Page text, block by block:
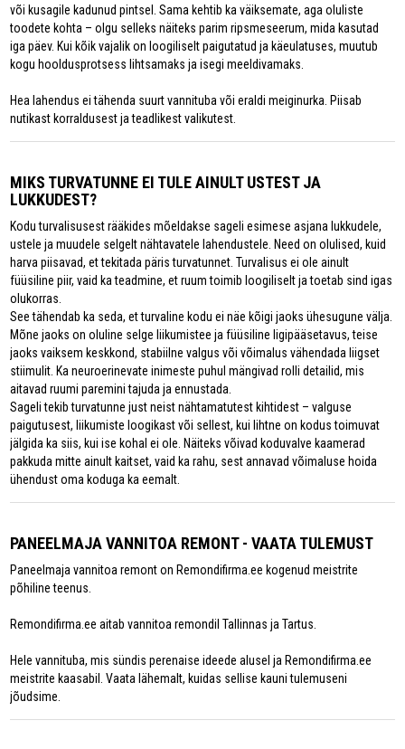
või kusagile kadunud pintsel. Sama kehtib ka väiksemate, aga oluliste
toodete kohta – olgu selleks näiteks parim ripsmeseerum, mida kasutad
iga päev. Kui kõik vajalik on loogiliselt paigutatud ja käeulatuses, muutub
kogu hooldusprotsess lihtsamaks ja isegi meeldivamaks.
Hea lahendus ei tähenda suurt vannituba või eraldi meiginurka. Piisab
nutikast korraldusest ja teadlikest valikutest.
MIKS TURVATUNNE EI TULE AINULT USTEST JA
LUKKUDEST?
Kodu turvalisusest rääkides mõeldakse sageli esimese asjana lukkudele,
ustele ja muudele selgelt nähtavatele lahendustele. Need on olulised, kuid
harva piisavad, et tekitada päris turvatunnet. Turvalisus ei ole ainult
füüsiline piir, vaid ka teadmine, et ruum toimib loogiliselt ja toetab sind igas
olukorras.
See tähendab ka seda, et turvaline kodu ei näe kõigi jaoks ühesugune välja.
Mõne jaoks on oluline selge liikumistee ja füüsiline ligipääsetavus, teise
jaoks vaiksem keskkond, stabiilne valgus või võimalus vähendada liigset
stiimulit. Ka neuroerinevate inimeste puhul mängivad rolli detailid, mis
aitavad ruumi paremini tajuda ja ennustada.
Sageli tekib turvatunne just neist nähtamatutest kihtidest – valguse
paigutusest, liikumiste loogikast või sellest, kui lihtne on kodus toimuvat
jälgida ka siis, kui ise kohal ei ole. Näiteks võivad koduvalve kaamerad
pakkuda mitte ainult kaitset, vaid ka rahu, sest annavad võimaluse hoida
ühendust oma koduga ka eemalt.
PANEELMAJA VANNITOA REMONT - VAATA TULEMUST
Paneelmaja vannitoa remont on Remondifirma.ee kogenud meistrite
põhiline teenus.
Remondifirma.ee aitab vannitoa remondil Tallinnas ja Tartus.
Hele vannituba, mis sündis perenaise ideede alusel ja Remondifirma.ee
meistrite kaasabil. Vaata lähemalt, kuidas sellise kauni tulemuseni
jõudsime.